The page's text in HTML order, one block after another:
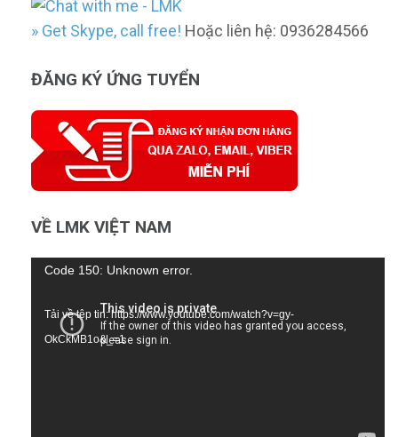
» Get Skype, call free! Hoặc liên hệ: 0936284566
ĐĂNG KÝ ỨNG TUYỂN
VỀ LMK VIỆT NAM
Trình
Video
Code 150: Unknown error.
Tải về tệp tin: https://www.youtube.com/watch?v=gy-
OkCkMB1o&_=1